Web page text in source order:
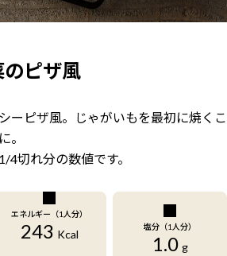
ピザ風
ーピザ風。じゃがいもを最初に焼くこ
。
切れ分の数値です。
エネルギー（1人分）
243 Kcal
塩分（1人分）
1.0 g